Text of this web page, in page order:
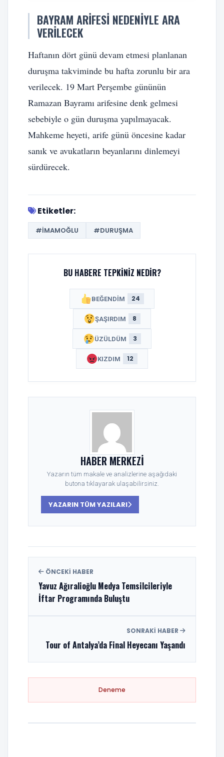
BAYRAM ARIFESI NEDENIYLE ARA
VERILECEK
Haftanın dört günü devam etmesi planlanan
duruşma takviminde bu hafta zorunlu bir ara
verilecek. 19 Mart Perşembe gününün
Ramazan Bayramı arifesine denk gelmesi
sebebiyle o gün duruşma yapılmayacak.
Mahkeme heyeti, arife günü öncesine kadar
sanık ve avukatların beyanlarını dinlemeyi
sürdürecek.
Etiketler:
#İMAMOĞLU #DURUŞMA
BU HABERE TEPKINIZ NEDIR?
BEĞENDIM 24
ŞAŞIRDIM 8
ÜZÜLDÜM 3
KIZDIM 12
HABER MERKEZI
Yazarın tüm makale ve analizlerine aşağıdaki
butona tıklayarak ulaşabilirsiniz.
YAZARIN TÜM YAZILARI
ÖNCEKI HABER
Yavuz Ağıralioğlu Medya Temsilcileriyle
İftar Programında Buluştu
SONRAKI HABER
Tour of Antalya’da Final Heyecanı Yaşandı
Deneme